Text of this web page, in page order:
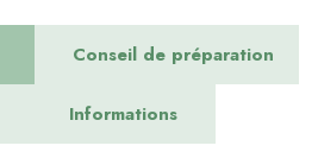
Conseil de préparation
Informations